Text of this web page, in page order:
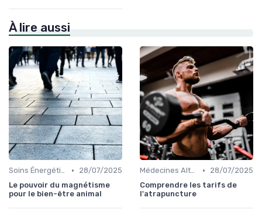
À lire aussi
Soins Énergétiques •
28/07/2025
Le pouvoir du magnétisme
pour le bien-être animal
Médecines Alternatives •
28/07/2025
Comprendre les tarifs de
l'atrapuncture